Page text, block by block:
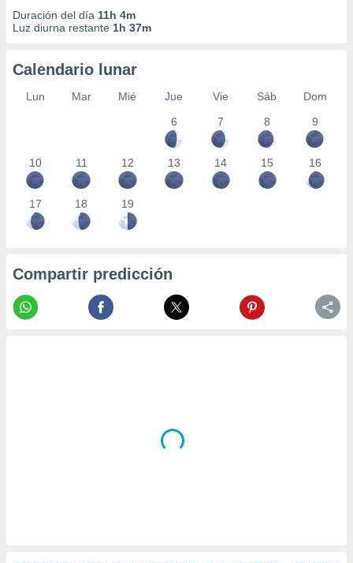
Duración del día 11h 4m
Luz diurna restante 1h 37m
Calendario lunar
Lun Mar Mié Jue Vie Sáb
Dom
6
7 8 9
10 11 12 13 14 15 16
17 18 19
Compartir predicción